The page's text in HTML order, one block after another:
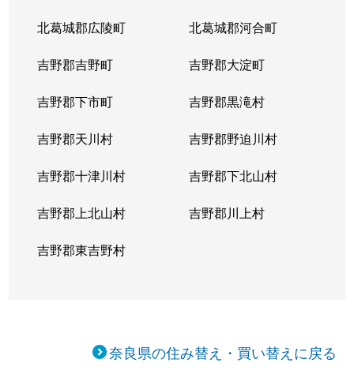
北葛城郡広陵町 北葛城郡河合町
吉野郡吉野町 吉野郡大淀町
吉野郡下市町 吉野郡黒滝村
吉野郡天川村 吉野郡野迫川村
吉野郡十津川村 吉野郡下北山村
吉野郡上北山村 吉野郡川上村
吉野郡東吉野村
奈良県の住み替え・買い替えに戻る